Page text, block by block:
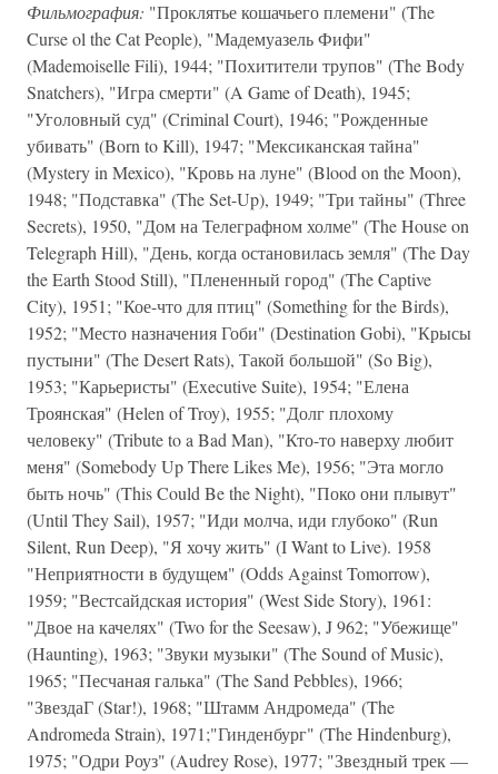
Фильмография: "Проклятье кошачьего племени" (The
Curse ol the Cat People), "Мадемуазель Фифи"
(Mademoiselle Fili), 1944; "Похитители трупов" (The Body
Snatchers), "Игра смерти" (A Game of Death), 1945;
"Уголовный суд" (Criminal Court), 1946; "Рожденные
убивать" (Born to Kill), 1947; "Мексиканская тайна"
(Mystery in Mexico), "Кровь на луне" (Blood on the Moon),
1948; "Подставка" (The Set-Up), 1949; "Три тайны" (Three
Secrets), 1950, "Дом на Телеграфном холме" (The House on
Telegraph Hill), "День, когда остановилась земля" (The Day
the Earth Stood Still), "Плененный город" (The Captive
City), 1951; "Кое-что для птиц" (Something for the Birds),
1952; "Место назначения Гоби" (Destination Gobi), "Крысы
пустыни" (The Desert Rats), Такой большой" (So Big),
1953; "Карьеристы" (Executive Suite), 1954; "Елена
Троянская" (Helen of Troy), 1955; "Долг плохому
человеку" (Tribute to a Bad Man), "Кто-то наверху любит
меня" (Somebody Up There Likes Me), 1956; "Эта могло
быть ночь" (This Could Be the Night), "Поко они плывут"
(Until They Sail), 1957; "Иди молча, иди глубоко" (Run
Silent, Run Deep), "Я хочу жить" (I Want to Live). 1958
"Неприятности в будущем" (Odds Against Tomorrow),
1959; "Вестсайдская история" (West Side Story), 1961:
"Двое на качелях" (Two for the Seesaw), J 962; "Убежище"
(Haunting), 1963; "Звуки музыки" (The Sound of Music),
1965; "Песчаная галька" (The Sand Pebbles), 1966;
"ЗвездаГ (Star!), 1968; "Штамм Андромеда" (The
Andromeda Strain), 1971;"Гинденбург" (The Hindenburg),
1975; "Одри Роуз" (Audrey Rose), 1977; "Звездный трек —